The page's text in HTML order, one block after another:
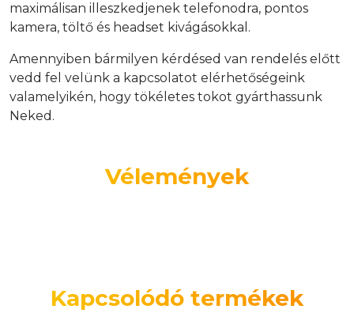
maximálisan illeszkedjenek telefonodra, pontos
kamera, töltő és headset kivágásokkal.
Amennyiben bármilyen kérdésed van rendelés előtt
vedd fel velünk a kapcsolatot elérhetőségeink
valamelyikén, hogy tökéletes tokot gyárthassunk
Neked.
Vélemények
Kapcsolódó termékek